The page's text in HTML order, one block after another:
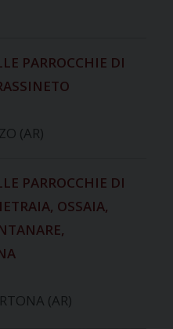
PARROCCHIE DI
(AR)
PARROCCHIE DI
OSSAIA,
(AR)